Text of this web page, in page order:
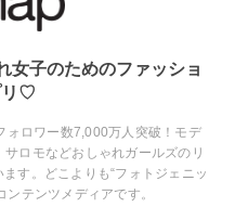
女子のためのファッショ
リ♡
ォロワー数7,000万人突破！モデ
ロモなどおしゃれガールズのリ
す。どこよりも“フォトジェニッ
ンテンツメディアです。